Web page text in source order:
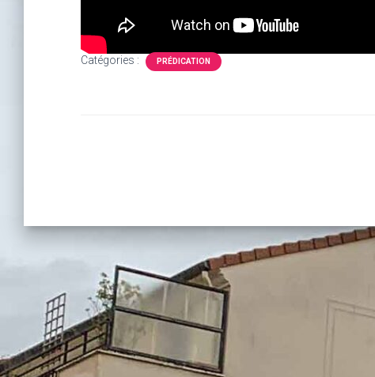
Catégories : PRÉDICATION